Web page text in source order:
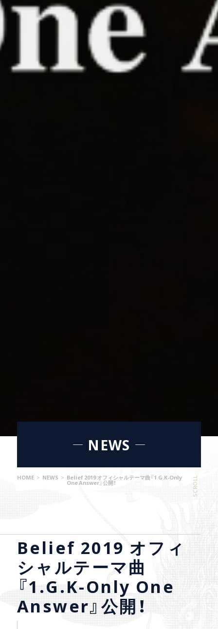
NEWS
HOME > NEWS > Belief 2019 オフィシャルテーマ曲『1.G.K-Only
One Answer』公開！ SCROLL
Belief 2019 オフィ
シャルテーマ曲
『1.G.K-Only One
Answer』公開！